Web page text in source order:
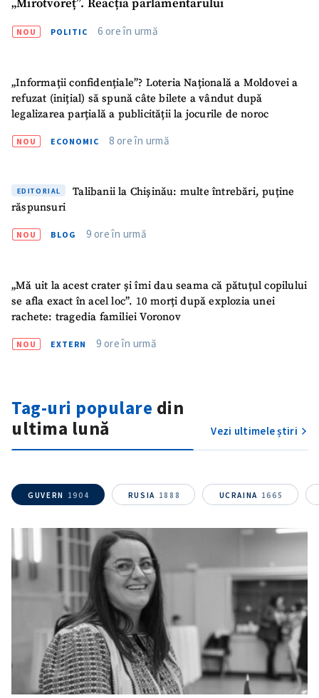
„Mirotvoreț”. Reacția parlamentarului
NOU POLITIC 6 ore în urmă
„Informații confidențiale”? Loteria Națională a Moldovei a
refuzat (inițial) să spună câte bilete a vândut după
legalizarea parțială a publicității la jocurile de noroc
NOU ECONOMIC 8 ore în urmă
EDITORIAL
Talibanii la Chișinău: multe întrebări, puține
răspunsuri
NOU BLOG 9 ore în urmă
„Mă uit la acest crater și îmi dau seama că pătuțul copilului
se afla exact în acel loc”. 10 morți după explozia unei
rachete: tragedia familiei Voronov
NOU EXTERN 9 ore în urmă
Tag-uri populare din
ultima lună
Vezi ultimele știri
GUVERN 1904 RUSIA 1888 UCRAINA 1665